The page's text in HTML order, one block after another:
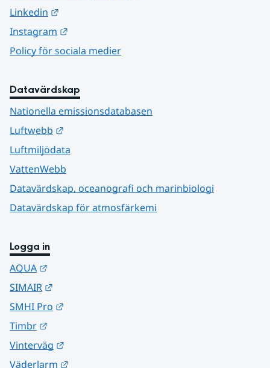
Linkedin
Instagram
Policy för sociala medier
Datavärdskap
Nationella emissionsdatabasen
Luftwebb
Luftmiljödata
VattenWebb
Datavärdskap, oceanografi och marinbiologi
Datavärdskap för atmosfärkemi
Logga in
AQUA
SIMAIR
SMHI Pro
Timbr
Vinterväg
Väderlarm